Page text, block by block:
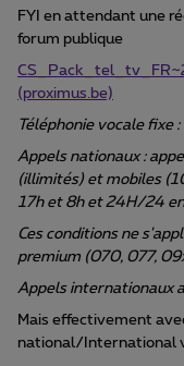
FYI en attendant une
forum publique
(proximus.be)
Téléphonie vocale fixe :
Appels nationaux :
(illimités) et mobiles
17h et 8h et 24H/24
Ces conditions ne
premium (070, 077,
Appels internationaux
Mais effectivement
national/International